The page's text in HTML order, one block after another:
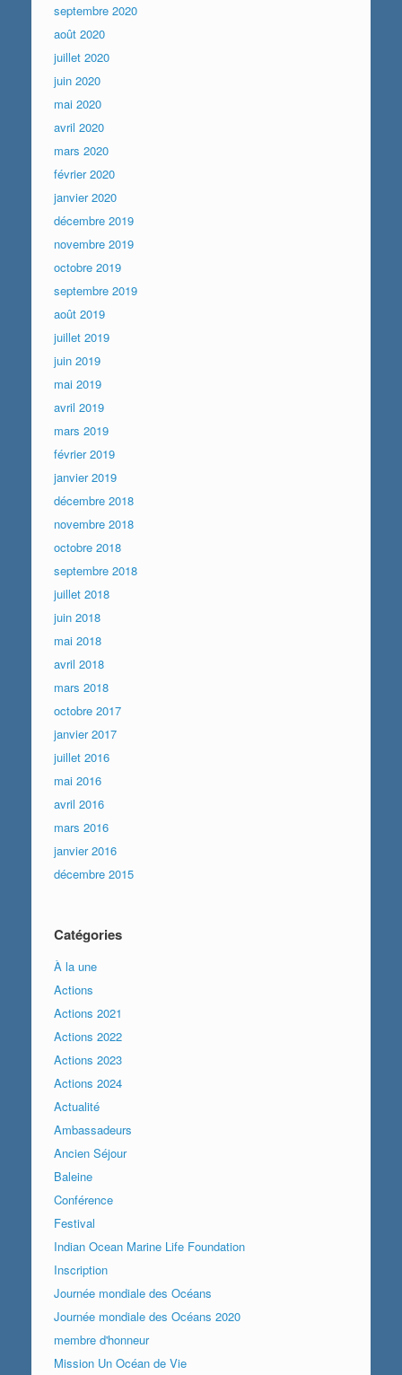
septembre 2020
août 2020
juillet 2020
juin 2020
mai 2020
avril 2020
mars 2020
février 2020
janvier 2020
décembre 2019
novembre 2019
octobre 2019
septembre 2019
août 2019
juillet 2019
juin 2019
mai 2019
avril 2019
mars 2019
février 2019
janvier 2019
décembre 2018
novembre 2018
octobre 2018
septembre 2018
juillet 2018
juin 2018
mai 2018
avril 2018
mars 2018
octobre 2017
janvier 2017
juillet 2016
mai 2016
avril 2016
mars 2016
janvier 2016
décembre 2015
Catégories
À la une
Actions
Actions 2021
Actions 2022
Actions 2023
Actions 2024
Actualité
Ambassadeurs
Ancien Séjour
Baleine
Conférence
Festival
Indian Ocean Marine Life Foundation
Inscription
Journée mondiale des Océans
Journée mondiale des Océans 2020
membre d'honneur
Mission Un Océan de Vie